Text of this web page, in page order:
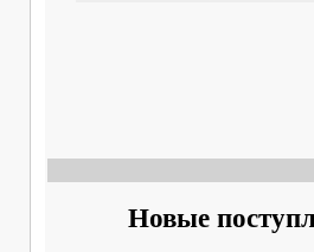
Новые